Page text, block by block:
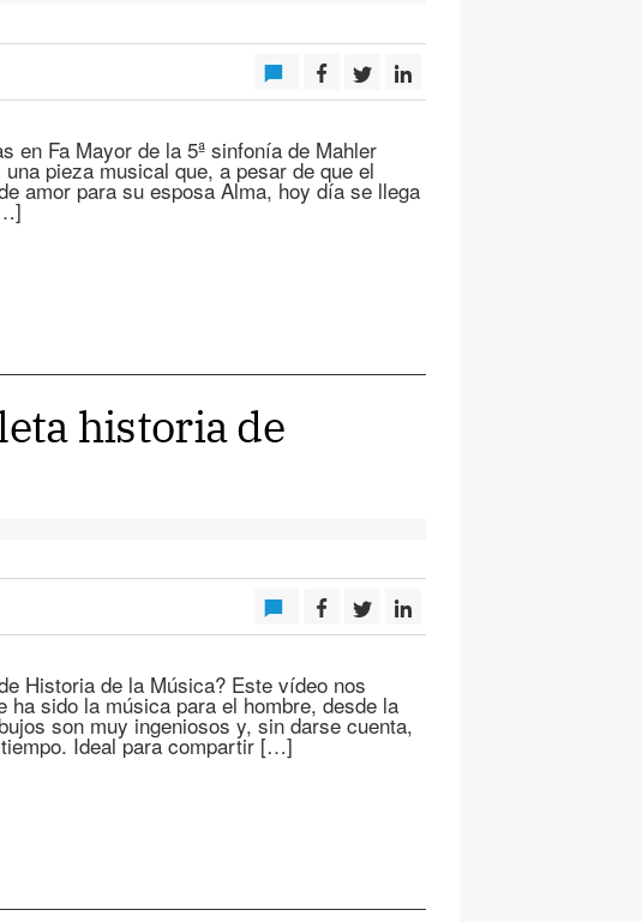
en Fa Mayor de la 5ª sinfonía de Mahler
pieza musical que, a pesar de que el
amor para su esposa Alma, hoy día se llega
historia de
Historia de la Música? Este vídeo nos
sido la música para el hombre, desde la
son muy ingeniosos y, sin darse cuenta,
Ideal para compartir […]